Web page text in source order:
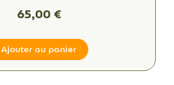
65,00 €
Ajouter au panier